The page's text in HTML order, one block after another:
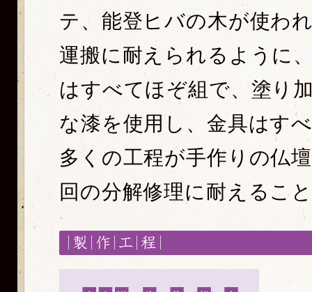
テ、能登ヒバの木が使わ
運搬に耐えられるように
はすべてほぞ組で、塗り
な漆を使用し、金具はす
多くの工程が手作りの仏
回の分解修理に耐えるこ